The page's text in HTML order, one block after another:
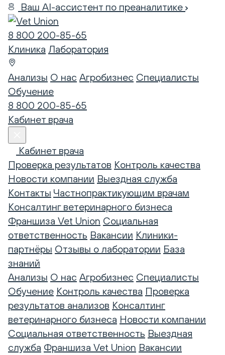
Ваш AI-ассистент по преаналитике
8 800 200-85-65
Клиника Лаборатория
Анализы О нас Агробизнес Специалисты
Обучение
8 800 200-85-65
Кабинет врача
Кабинет врача
Проверка результатов Контроль качества
Новости компании Выездная служба
Контакты Частнопрактикующим врачам
Консалтинг ветеринарного бизнеса
Франшиза Vet Union Социальная
ответственность Вакансии Клиники-
партнёры Отзывы о лаборатории База
знаний
Анализы О нас Агробизнес Специалисты
Обучение Контроль качества Проверка
результатов анализов Консалтинг
ветеринарного бизнеса Новости компании
Социальная ответственность Выездная
служба Франшиза Vet Union Вакансии